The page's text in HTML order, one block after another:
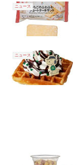
ニュース
ニュース